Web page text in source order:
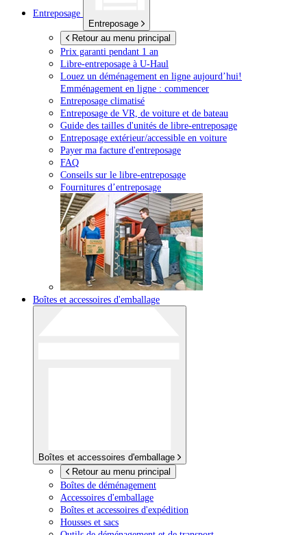
Entreposage
Entreposage
Retour au menu principal
Prix garanti pendant 1 an
Libre-entreposage à U-Haul
Louez un déménagement en ligne aujourd’hui!
Emménagement en ligne : commencer
Entreposage climatisé
Entreposage de VR, de voiture et de bateau
Guide des tailles d'unités de libre-entreposage
Entreposage extérieur/accessible en voiture
Payer ma facture d'entreposage
FAQ
Conseils sur le libre-entreposage
Fournitures d’entreposage
Boîtes et accessoires d'emballage
Boîtes et accessoires d'emballage
Retour au menu principal
Boîtes de déménagement
Accessoires d'emballage
Boîtes et accessoires d'expédition
Housses et sacs